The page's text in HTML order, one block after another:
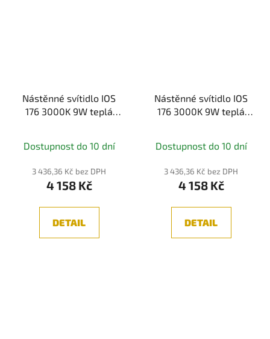
Nástěnné svítidlo IOS
176 3000K 9W teplá
nepřímé světlo -
Dostupnost do 10 dní
3 436,36 Kč bez DPH
4 158 Kč
DETAIL
Nástěnné svítidlo IOS
176 3000K 9W teplá
MAYTONI
Dostupnost do 10 dní
3 436,36 Kč bez DPH
4 158 Kč
DETAIL